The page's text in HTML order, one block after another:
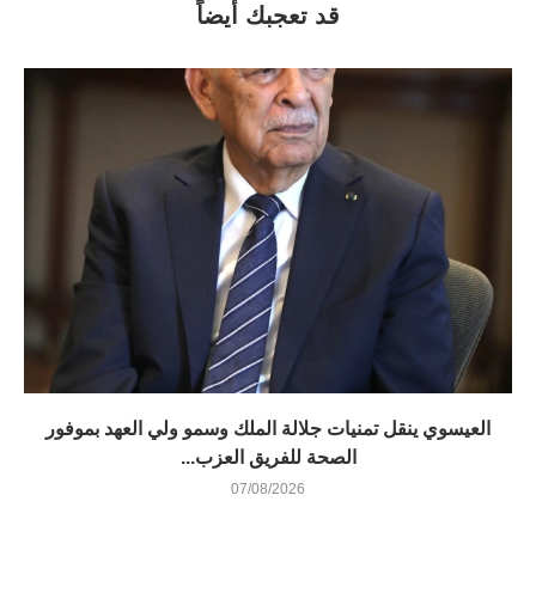
قد تعجبك أيضاً
العيسوي ينقل تمنيات جلالة الملك وسمو ولي العهد بموفور
الصحة للفريق العزب...
07/08/2026